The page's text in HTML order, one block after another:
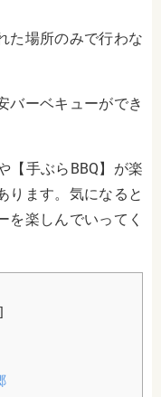
た場所のみで行わな
バーベキューができ
【手ぶらBBQ】が楽
ります。気になると
を楽しんでいってく
]